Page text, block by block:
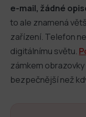
e-mail, žádné
to ale znamená
zařízení. Telefon
digitálnímu světu.
zámkem
bezpečnější než